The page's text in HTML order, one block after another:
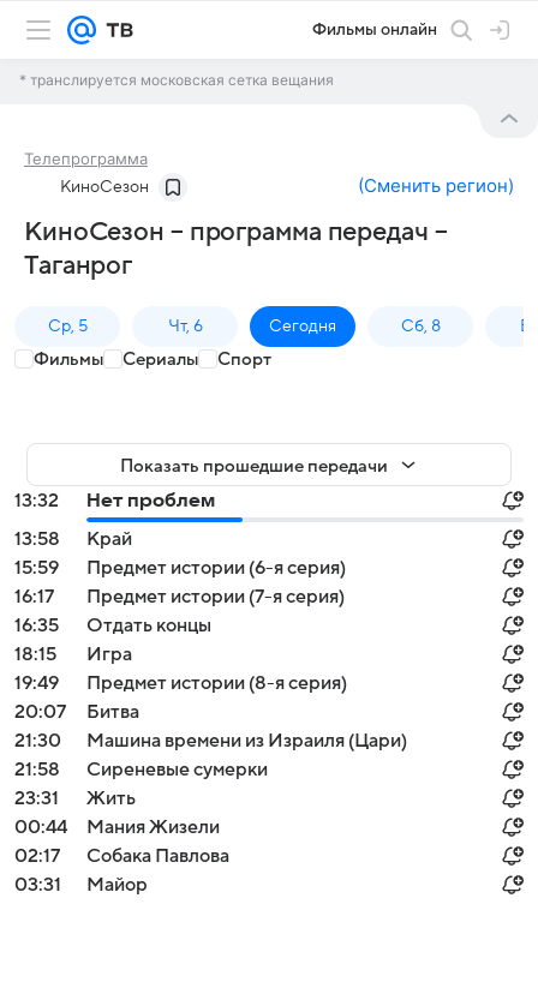
Фильмы онлайн
* транслируется московская сетка вещания
Телепрограмма
КиноСезон (Сменить регион)
КиноСезон – программа передач –
Таганрог
Ср, 5 Чт, 6 Сегодня Сб, 8
Фильмы Сериалы Спорт
Показать прошедшие передачи
13:32
Нет проблем
13:58
Край
15:59
Предмет истории (6-я серия)
16:17
Предмет истории (7-я серия)
16:35
Отдать концы
18:15
Игра
19:49
Предмет истории (8-я серия)
20:07
Битва
21:30
Машина времени из Израиля (Цари)
21:58
Сиреневые сумерки
23:31
Жить
00:44
Мания Жизели
02:17
Собака Павлова
03:31
Майор